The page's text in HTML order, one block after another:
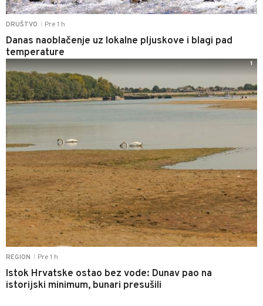
DRUŠTVO Pre 1 h
Danas naoblačenje uz lokalne pljuskove i blagi pad
temperature
REGION Pre 1 h
Istok Hrvatske ostao bez vode: Dunav pao na
istorijski minimum, bunari presušili
1